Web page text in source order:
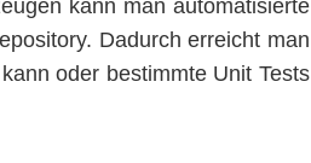
kann man automatisierte
Dadurch erreicht man
oder bestimmte Unit Tests